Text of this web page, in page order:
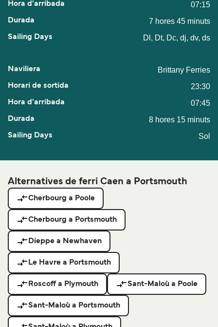
07:15
7 hores 45 minuts
Dl, Dt, Dc, dj, dv, ds
Brittany Ferries
23:30
07:45
8 hores 15 minuts
Sol
Alternatives de ferri Caen a Portsmouth
Cherbourg a Poole
Cherbourg a Portsmouth
Dieppe a Newhaven
Le Havre a Portsmouth
Roscoff a Plymouth Sant-Maloù a Poole
Sant-Maloù a Portsmouth